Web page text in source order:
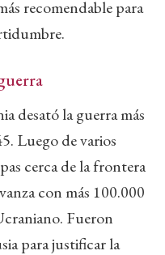
recomendable para
desató la guerra más
Luego de varios
cerca de la frontera
con más 100.000
Fueron
para justificar la